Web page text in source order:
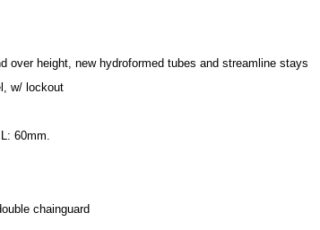
over height, new hydroformed tubes and streamline stays
w/ lockout
60mm.
chainguard